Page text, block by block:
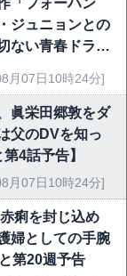
「フォーハン
ジュニョンとの
ない青春ドラマ
月07日10時24分]
眞栄田郷敦をダ
父のDVを知っ
4話予告】
月07日10時24分]
痢を封じ込め
婦としての手腕
第20週予告